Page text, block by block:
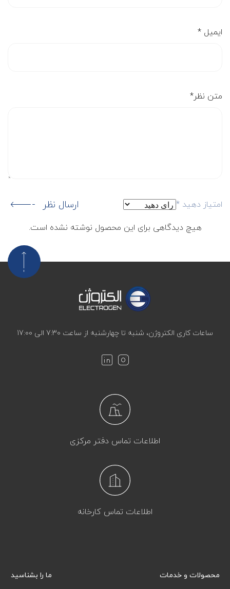
ایمیل *
متن نظر*
امتیاز دهید * ارسال نظر
هیچ دیدگاهی برای این محصول نوشته نشده است.
ساعات کاری الکتروژن، شنبه تا چهارشنبه از ساعت 7:30 الی 17:00
اطلاعات تماس دفتر مرکزی
اطلاعات تماس کارخانه
محصولات و خدمات ما را بشناسید